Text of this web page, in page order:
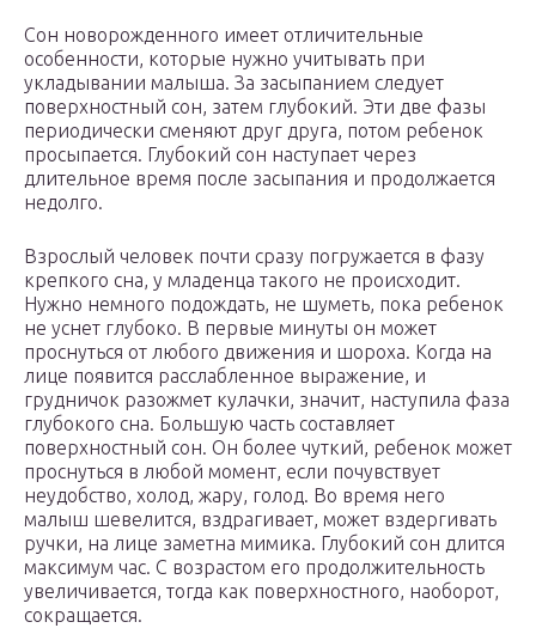
Сон новорожденного имеет отличительные
особенности, которые нужно учитывать при
укладывании малыша. За засыпанием следует
поверхностный сон, затем глубокий. Эти две фазы
периодически сменяют друг друга, потом ребенок
просыпается. Глубокий сон наступает через
длительное время после засыпания и продолжается
недолго.
Взрослый человек почти сразу погружается в фазу
крепкого сна, у младенца такого не происходит.
Нужно немного подождать, не шуметь, пока ребенок
не уснет глубоко. В первые минуты он может
проснуться от любого движения и шороха. Когда на
лице появится расслабленное выражение, и
грудничок разожмет кулачки, значит, наступила фаза
глубокого сна. Большую часть составляет
поверхностный сон. Он более чуткий, ребенок может
проснуться в любой момент, если почувствует
неудобство, холод, жару, голод. Во время него
малыш шевелится, вздрагивает, может вздергивать
ручки, на лице заметна мимика. Глубокий сон длится
максимум час. С возрастом его продолжительность
увеличивается, тогда как поверхностного, наоборот,
сокращается.